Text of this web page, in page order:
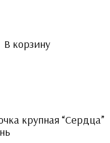
В корзину
крупная “Сердца”